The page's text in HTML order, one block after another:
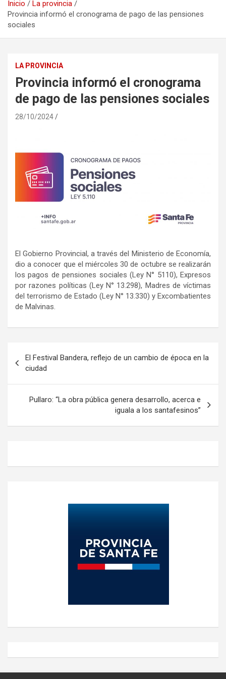
Inicio
La provincia
Provincia informó el cronograma de pago de las pensiones
sociales
LA PROVINCIA
Provincia informó el cronograma
de pago de las pensiones sociales
28/10/2024
El Gobierno Provincial, a través del Ministerio de Economía,
dio a conocer que el miércoles 30 de octubre se realizarán
los pagos de pensiones sociales (Ley N° 5110), Expresos
por razones políticas (Ley N° 13.298), Madres de víctimas
del terrorismo de Estado (Ley N° 13.330) y Excombatientes
de Malvinas.
de
entradas
El Festival Bandera, reflejo de un cambio de época en la
ciudad
Pullaro: “La obra pública genera desarrollo, acerca e
iguala a los santafesinos”